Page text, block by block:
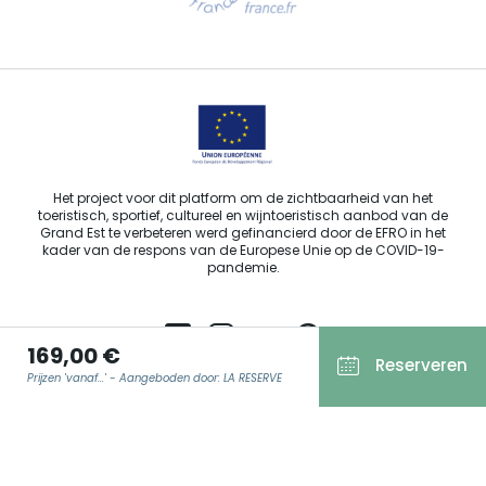
169,00 €
Prijzen 'vanaf...' - Aangeboden door: LA RESERVE Reserveren
Stuur ons een e-mail
Het project voor dit platform om de zichtbaarheid van het
toeristisch, sportief, cultureel en wijntoeristisch aanbod van de
Grand Est te verbeteren werd gefinancierd door de EFRO in het
kader van de respons van de Europese Unie op de COVID-19-
pandemie.
Agence Régionale du Tourisme Grand Est ©2026 - Alle rechten